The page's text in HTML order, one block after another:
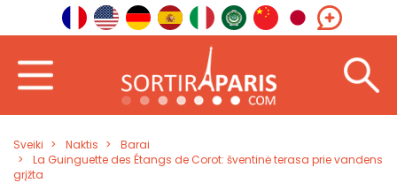
Sveiki Naktis
Barai
La Guinguette des Étangs de Corot: šventinė terasa prie vandens
grįžta